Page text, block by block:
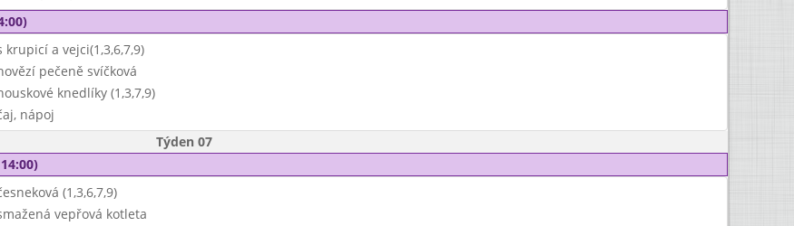
krupicí a vejci(1,3,6,7,9)
pečeně svíčková
knedlíky (1,3,7,9)
nápoj
Týden 07
(1,3,6,7,9)
vepřová kotleta